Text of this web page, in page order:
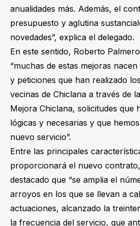
anualidades más. Además, el
presupuesto y aglutina
novedades”, explica el delegado.
En este sentido, Roberto
“muchas de estas mejoras
y peticiones que han realizado
vecinas de Chiclana a través de
Mejora Chiclana, solicitudes que
lógicas y necesarias y que
nuevo servicio”.
Entre las principales
proporcionará el nuevo
destacado que “se amplia el
arroyos en los que se llevan a
actuaciones, alcanzado la
la frecuencia del servicio, que